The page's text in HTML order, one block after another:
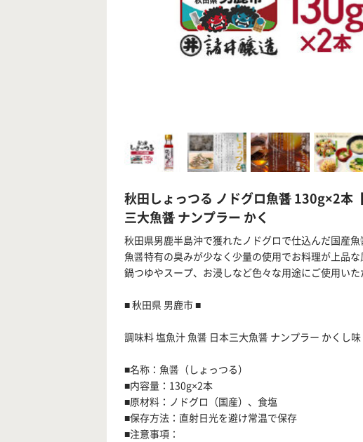
秋田しょっつる ノドグロ魚醤 130g×2本
三大魚醤 ナンプラー かく
秋田県男鹿半島沖で獲れたノドグロで仕込んだ国産魚
魚醤特有の臭みが少なく少量の使用でお料理が上品な
鍋つゆやスープ、お浸しなど色々な用途にご使用いた
■ 秋田県 男鹿市 ■
調味料 塩魚汁 魚醤 日本三大魚醤 ナンプラー かくし
■名称：魚醤（しょっつる）
■内容量：130g×2本
■原材料：ノドグロ（国産）、食塩
■保存方法：直射日光を避け常温で保存
■注意事項：